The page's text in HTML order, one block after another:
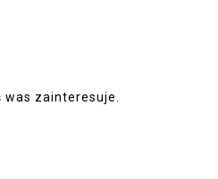
was zainteresuje.